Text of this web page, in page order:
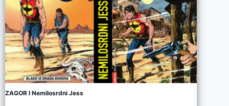
ZAGOR I Nemilosrdni Jess